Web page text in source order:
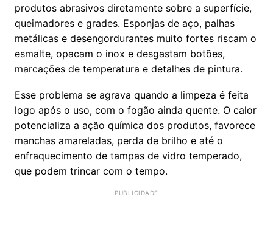
produtos abrasivos diretamente sobre a superfície,
queimadores e grades. Esponjas de aço, palhas
metálicas e desengordurantes muito fortes riscam o
esmalte, opacam o inox e desgastam botões,
marcações de temperatura e detalhes de pintura.
Esse problema se agrava quando a limpeza é feita
logo após o uso, com o fogão ainda quente. O calor
potencializa a ação química dos produtos, favorece
manchas amareladas, perda de brilho e até o
enfraquecimento de tampas de vidro temperado,
que podem trincar com o tempo.